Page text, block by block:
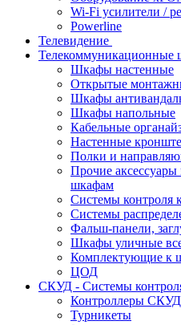
Wi-Fi усилители /
Powerline
Телевидение
Телекоммуникационные
Шкафы настенные
Открытые
Шкафы
Шкафы напольные
Кабельные
Настенные
Полки и
Прочие
шкафам
Системы контроля
Системы
Фальш-панели,
Шкафы уличные
Комплектующие к
ЦОД
СКУД - Системы
Контроллеры
Турникеты